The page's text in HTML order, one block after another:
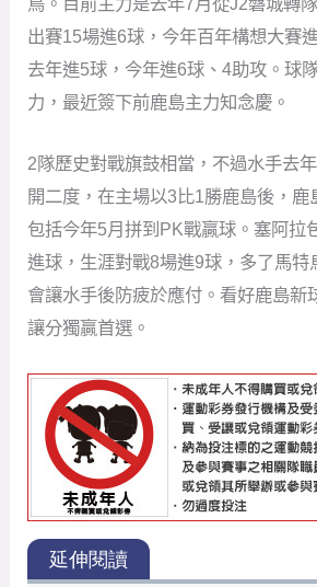
出賽15場進6球，今年百年構想大賽
去年進5球，今年進6球、4助攻。球
力，最近簽下前鹿島主力知念慶。
2隊歷史對戰旗鼓相當，不過水手去
開二度，在主場以3比1勝鹿島後，鹿
包括今年5月拼到PK戰贏球。塞阿拉
進球，生涯對戰8場進9球，多了馬特
會讓水手後防疲於應付。看好鹿島新
讓分獨贏首選。